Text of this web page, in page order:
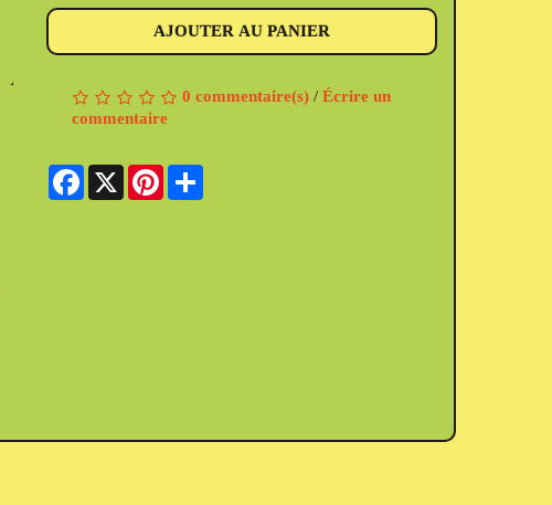
AJOUTER AU PANIER
0 commentaire(s) /Écrire un
commentaire
Facebook
X Pinterest